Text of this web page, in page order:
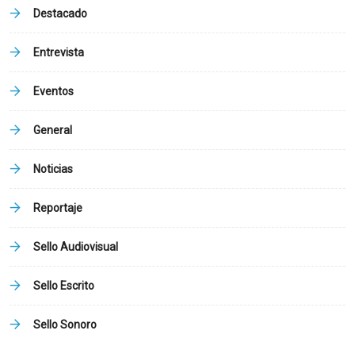
Destacado
Entrevista
Eventos
General
Noticias
Reportaje
Sello Audiovisual
Sello Escrito
Sello Sonoro